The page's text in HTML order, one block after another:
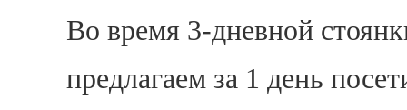
Во время 3-дневной
предлагаем за 1 день